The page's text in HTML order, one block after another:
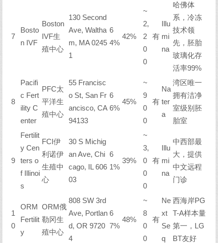
7
Bosto
n IVF
Boston
IVF生
殖中心
130 Second
Ave, Waltha
m, MA 0245
1
6
4%
42%
~
2,
2
0
0
有
Illu
mi
na
哈佛体
系，冷冻
技术领
先，胚胎
玻璃化存
活率99%
8
Pacifi
c Fert
ility C
enter
PFC太
平洋生
殖中心
55 Francisc
o St, San Fr
ancisco, CA
94133
6
6%
45%
~
9
0
0
有
Na
ter
a
湾区唯一
拥有洁净
室级别胚
胎室
9
Fertilit
y Cen
ters o
f Illinoi
s
FCI伊
利诺伊
生殖中
心
30 S Michig
an Ave, Chi
cago, IL 606
03
6
1%
39%
~
3,
0
0
0
有
Illu
mi
na
中西部最
大，提供
中文远程
门诊
1
0
ORM
Fertilit
y
ORM俄
勒冈生
殖中心
808 SW 3rd
Ave, Portlan
d, OR 9720
4
6
7%
48%
~
8
0
0
有
Ne
xt
Se
q
西海岸PG
T-A样本量
第一，LG
BT友好